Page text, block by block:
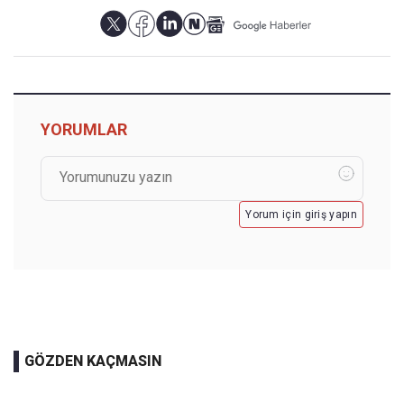
YORUMLAR
Yorum için giriş yapın
GÖZDEN KAÇMASIN